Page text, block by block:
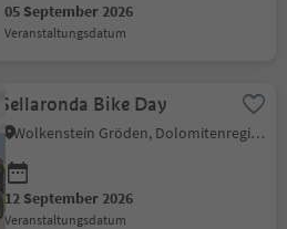
05 September 2026
Veranstaltungsdatum
Sellaronda Bike Day
Wolkenstein Gröden, Dolomitenregion Gröden
12 September 2026
Veranstaltungsdatum